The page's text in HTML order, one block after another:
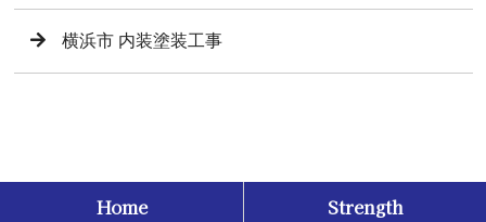
横浜市 内装塗装工事
Home
Strength